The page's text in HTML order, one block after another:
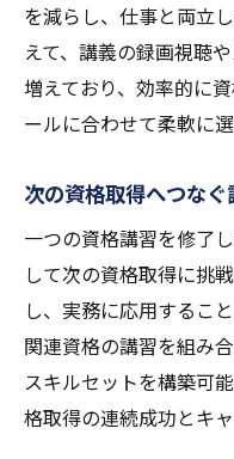
を減らし、仕事と両立
えて、講義の録画視聴
増えており、効率的に
ールに合わせて柔軟に
次の資格取得へつな
一つの資格講習を修了
して次の資格取得に挑
し、実務に応用するこ
関連資格の講習を組み
スキルセットを構築可
格取得の連続成功とキ